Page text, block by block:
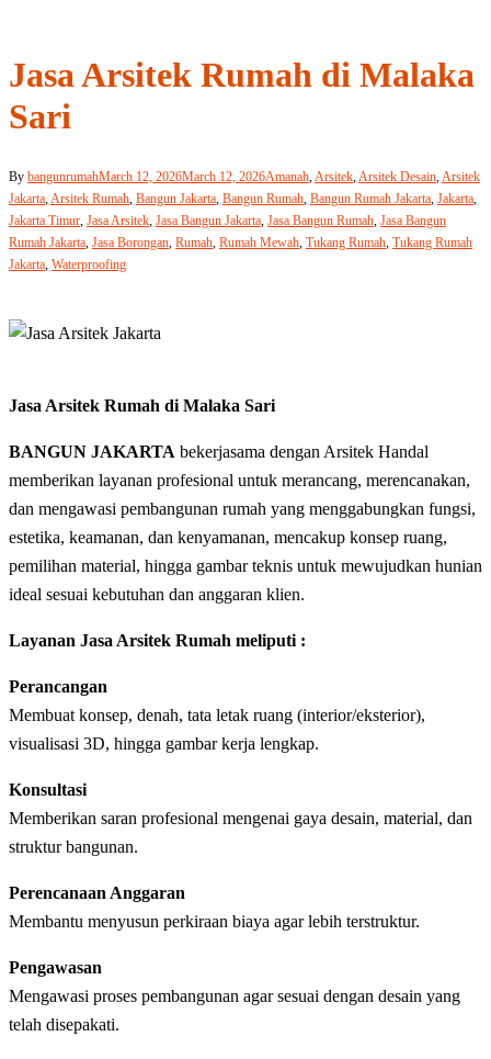
Jasa Arsitek Rumah di Malaka
Sari
By bangunrumahMarch 12, 2026March 12, 2026Amanah,Arsitek,Arsitek Desain,Arsitek
Jakarta,Arsitek Rumah, Bangun Jakarta, Bangun Rumah, Bangun Rumah Jakarta, Jakarta,
Jakarta Timur, Jasa Arsitek, Jasa Bangun Jakarta, Jasa Bangun Rumah, Jasa Bangun
Rumah Jakarta, Jasa Borongan, Rumah, Rumah Mewah, Tukang Rumah, Tukang Rumah
Jakarta, Waterproofing
Jasa Arsitek Rumah di Malaka Sari
BANGUN JAKARTA bekerjasama dengan Arsitek Handal
memberikan layanan profesional untuk merancang, merencanakan,
dan mengawasi pembangunan rumah yang menggabungkan fungsi,
estetika, keamanan, dan kenyamanan, mencakup konsep ruang,
pemilihan material, hingga gambar teknis untuk mewujudkan hunian
ideal sesuai kebutuhan dan anggaran klien.
Layanan Jasa Arsitek Rumah meliputi :
Perancangan
Membuat konsep, denah, tata letak ruang (interior/eksterior),
visualisasi 3D, hingga gambar kerja lengkap.
Konsultasi
Memberikan saran profesional mengenai gaya desain, material, dan
struktur bangunan.
Perencanaan Anggaran
Membantu menyusun perkiraan biaya agar lebih terstruktur.
Pengawasan
Mengawasi proses pembangunan agar sesuai dengan desain yang
telah disepakati.